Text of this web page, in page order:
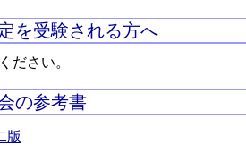
を受験される方へ
ださい。
の参考書
版